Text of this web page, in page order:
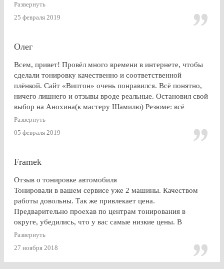
Развернуть
25 февраля 2019
Олег
Всем, привет! Провёл много времени в интернете, чтобы
сделали тонировку качественно и соответственной
плёнкой. Сайт «Виптон» очень понравился. Всё понятно,
ничего лишнего и отзывы вроде реальные. Остановил свой
выбор на Анохина(к мастеру Шамилю) Резюме: всё
именно так, как и написано в отзывах!!!) Я остался очень
Развернуть
05 февраля 2019
Framek
Отзыв о тонировке автомобиля
Тонировали в вашем сервисе уже 2 машины. Качеством
работы довольны. Так же привлекает цена.
Предварительно проехав по центрам тонирования в
округе, убедились, что у вас самые низкие цены. В
будущем, думаю, будем так же пользоваться услугами
Развернуть
27 ноября 2018